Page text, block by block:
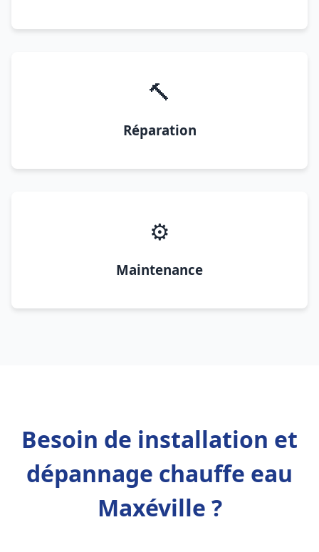
🔨
Réparation
⚙️
Maintenance
Besoin de installation et
dépannage chauffe eau
Maxéville ?